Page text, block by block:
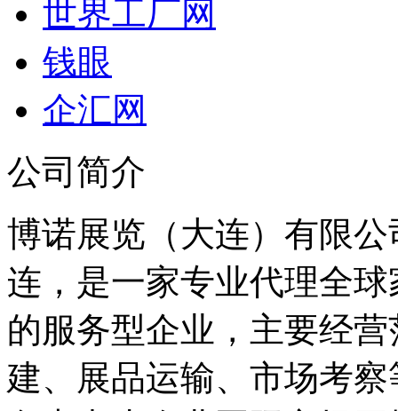
世界工厂网
钱眼
企汇网
公司简介
博诺展览（大连）有限
连，是一家专业代理全
的服务型企业，主要经
建、展品运输、市场考